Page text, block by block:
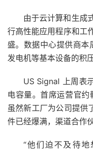
由于云计算和生成
行高性能应用程序和工
盛。数据中心提供商本
发电机等基本设备的积
US Signal 上周表
电容量。首席运营官约
虽然新工厂为公司提供
件已经爆满，渠道合作
“他们迫不及待